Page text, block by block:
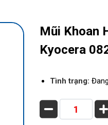
Mũi Khoan
Kyocera
Tình trạng: